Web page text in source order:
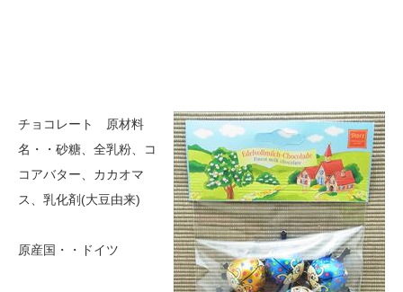
チョコレート 原材料
名・・砂糖、全乳粉、コ
コアバター、カカオマ
ス、乳化剤(大豆由来)
原産国・・ドイツ